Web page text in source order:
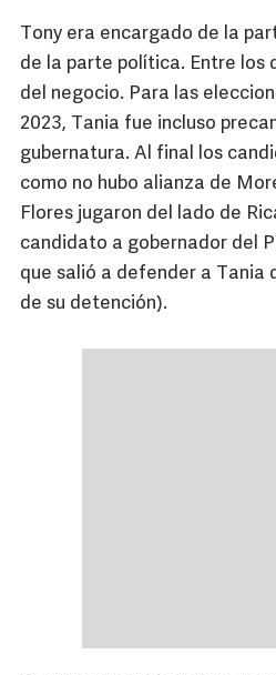
Tony era encargado de la
de la parte política. Entre los
del negocio. Para las
2023, Tania fue incluso
gubernatura. Al final los
como no hubo alianza de
Flores jugaron del lado de
candidato a gobernador del
que salió a defender a Tania
de su detención).